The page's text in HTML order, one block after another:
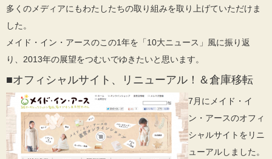
多くのメディアにもわたしたちの取り組みを取り上げていただけま
した。
メイド・イン・アースのこの1年を「10大ニュース」風に振り返
り、2013年の展望をつむいでゆきたいと思います。
■オフィシャルサイト、リニューアル！＆倉庫移転
7月にメイド・イ
ン・アースのオフィ
シャルサイトをリニ
ューアルしました。